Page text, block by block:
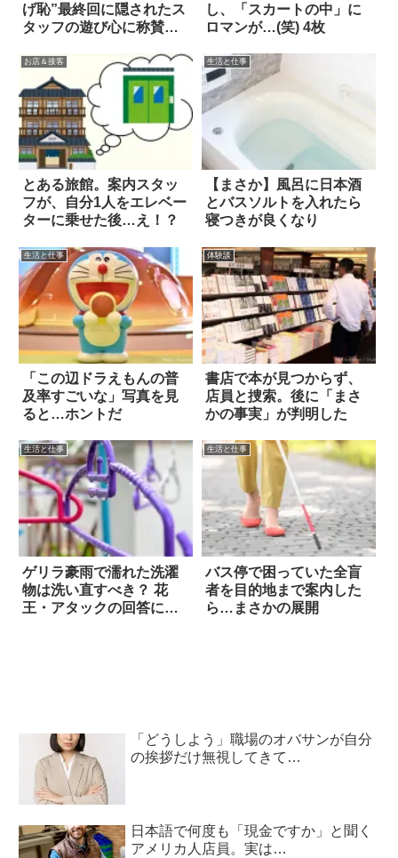
げ恥”最終回に隠されたス
タッフの遊び心に称賛の
し、「スカートの中」に
ロマンが…(笑) 4枚
お店＆接客
とある旅館。案内スタッ
フが、自分1人をエレベー
ターに乗せた後…え！？
生活と仕事
【まさか】風呂に日本酒
とバスソルトを入れたら
寝つきが良くなり
生活と仕事
「この辺ドラえもんの普
及率すごいな」写真を見
ると…ホントだ
体験談
書店で本が見つからず、
店員と捜索。後に「まさ
かの事実」が判明した
生活と仕事
ゲリラ豪雨で濡れた洗濯
物は洗い直すべき？ 花
王・アタックの回答に…
生活と仕事
バス停で困っていた全盲
者を目的地まで案内した
ら…まさかの展開
「どうしよう」職場のオバサンが自分
の挨拶だけ無視してきて…
日本語で何度も「現金ですか」と聞く
アメリカ人店員。実は…